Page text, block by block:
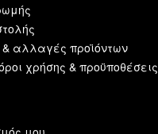
αλλαγές προϊόντων
χρήσης & προϋποθέσεις